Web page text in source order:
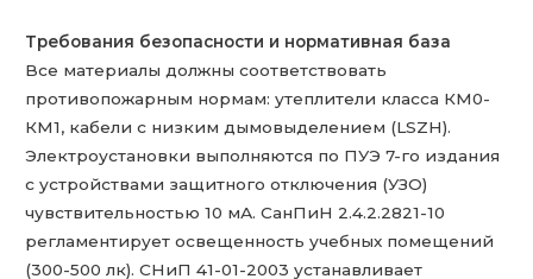
Требования безопасности и нормативная база
Все материалы должны соответствовать
противопожарным нормам: утеплители класса КМ0-
КМ1, кабели с низким дымовыделением (LSZH).
Электроустановки выполняются по ПУЭ 7-го издания
с устройствами защитного отключения (УЗО)
чувствительностью 10 мА. СанПиН 2.4.2.2821-10
регламентирует освещенность учебных помещений
(300-500 лк). СНиП 41-01-2003 устанавливает